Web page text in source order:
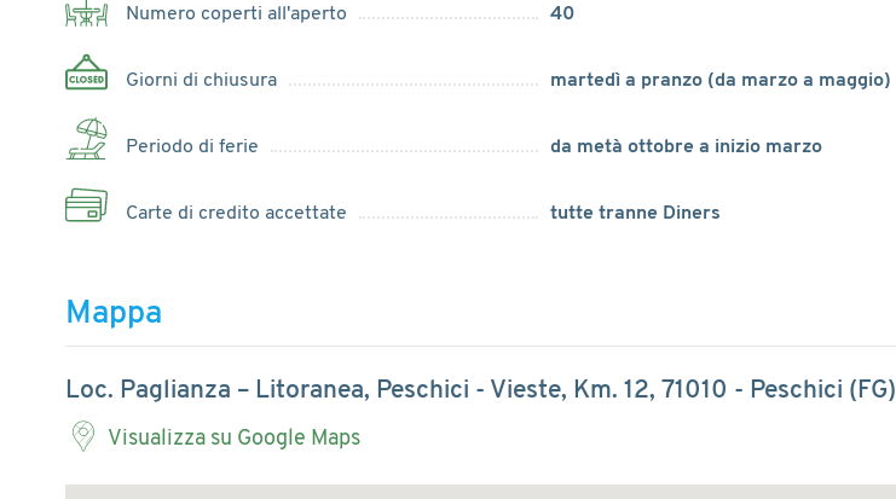
Numero coperti all'aperto 40
Giorni di chiusura martedì a pranzo (da marzo a maggio)
Periodo di ferie da metà ottobre a inizio marzo
Carte di credito accettate tutte tranne Diners
Mappa
Loc. Paglianza – Litoranea, Peschici - Vieste, Km. 12, 71010 - Peschici (FG)
Visualizza su Google Maps